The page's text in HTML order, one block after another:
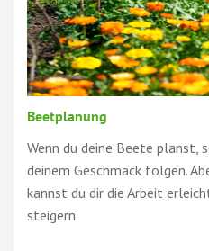
Beetplanung
Wenn du deine Beete planst,
deinem Geschmack folgen.
kannst du dir die Arbeit
steigern.